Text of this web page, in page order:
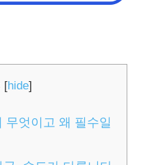
[hide]
무엇이고 왜 필수일